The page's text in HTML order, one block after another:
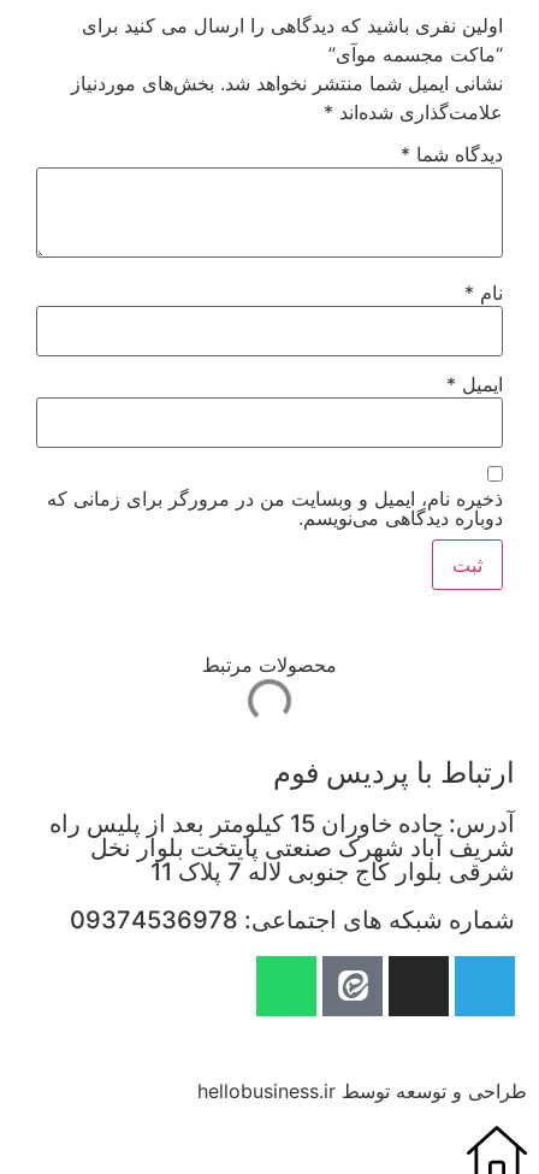
اولین نفری باشید که دیدگاهی را ارسال می کنید برای
“ماکت مجسمه موآی”
نشانی ایمیل شما منتشر نخواهد شد. بخش‌های موردنیاز
علامت‌گذاری شده‌اند *
دیدگاه شما *
نام *
ایمیل *
ذخیره نام، ایمیل و وبسایت من در مرورگر برای زمانی که
دوباره دیدگاهی می‌نویسم.
محصولات مرتبط
ارتباط با پردیس فوم
آدرس: جاده خاوران 15 کیلومتر بعد از پلیس راه
شریف آباد شهرک صنعتی پایتخت بلوار نخل
شرقی بلوار کاج جنوبی لاله 7 پلاک 11
شماره شبکه های اجتماعی: 09374536978
طراحی و توسعه توسط hellobusiness.ir